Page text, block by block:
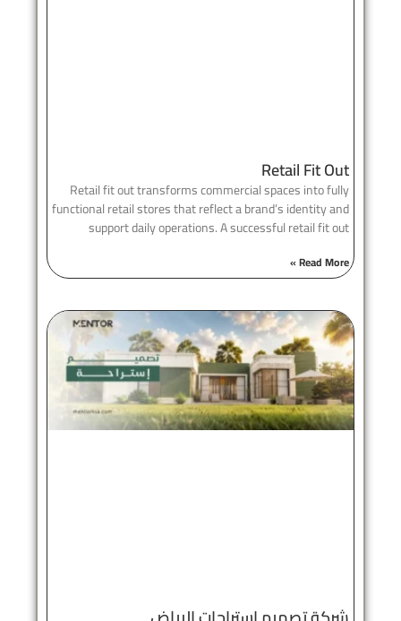
Retail Fit Out
Retail fit out transforms commercial spaces into fully
functional retail stores that reflect a brand’s identity and
support daily operations. A successful retail fit out
Read More »